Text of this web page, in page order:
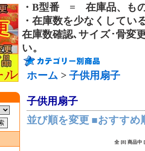
・B型番 = 在庫品、も
・在庫数を少なくしてい
在庫数確認､サイズ･骨変
い。
ホーム > 子供用扇子
子供用扇子
並び順を変更 ■おすすめ
全 [8] 商品中